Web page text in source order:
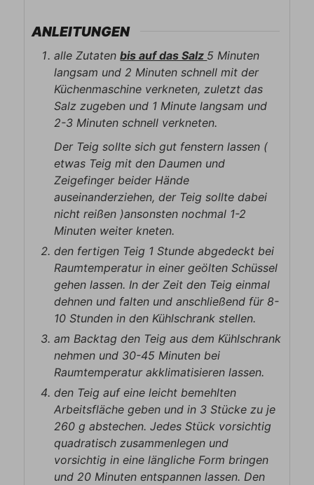
ANLEITUNGEN
alle Zutatenbis auf das Salz 5 Minuten
langsam und 2 Minuten schnell mit der
Küchenmaschine verkneten, zuletzt das
Salz zugeben und 1 Minute langsam und
2-3 Minuten schnell verkneten.
Der Teig sollte sich gut fenstern lassen (
etwas Teig mit den Daumen und
Zeigefinger beider Hände
auseinanderziehen, der Teig sollte dabei
nicht reißen )ansonsten nochmal 1-2
Minuten weiter kneten.
den fertigen Teig 1 Stunde abgedeckt bei
Raumtemperatur in einer geölten Schüssel
gehen lassen. In der Zeit den Teig einmal
dehnen und falten und anschließend für 8-
10 Stunden in den Kühlschrank stellen.
am Backtag den Teig aus dem Kühlschrank
nehmen und 30-45 Minuten bei
Raumtemperatur akklimatisieren lassen.
den Teig auf eine leicht bemehlten
Arbeitsfläche geben und in 3 Stücke zu je
260 g abstechen. Jedes Stück vorsichtig
quadratisch zusammenlegen und
vorsichtig in eine längliche Form bringen
und 20 Minuten entspannen lassen. Den